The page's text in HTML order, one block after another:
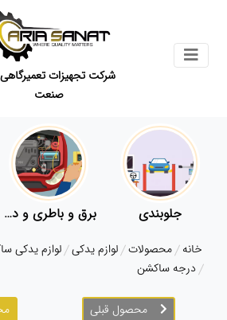
شرکت تجهیزات تعمیرگاهی
صنعت
قوانین
سایت
ارتباط
درباره
ما
جلوبندی برق و باطری و دیاگ
خانه محصولات لوازم یدکی لوازم یدکی
درجه ساکشن
محصول قبلی